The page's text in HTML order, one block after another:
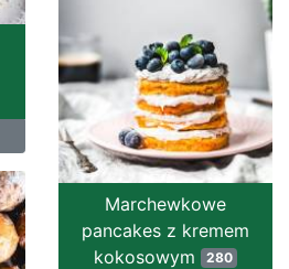
Marchewkowe
pancakes z kremem
kokosowym
280